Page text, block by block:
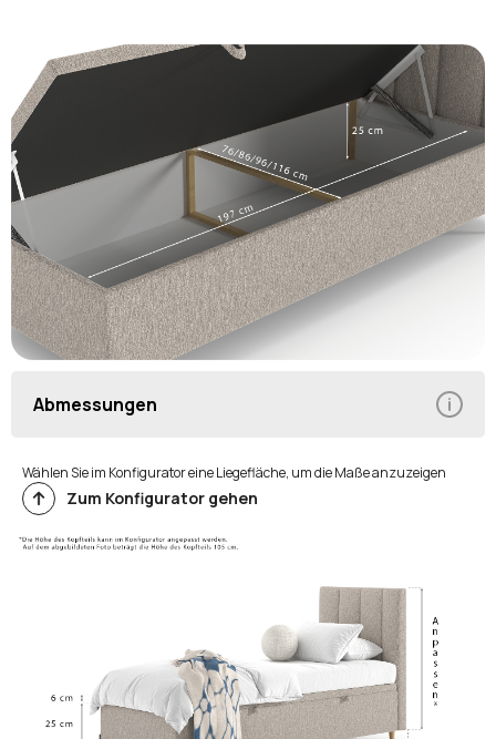
Abmessungen
Wählen Sie im Konfigurator eine Liegefläche, um die Maße anzuzeigen
Zum Konfigurator gehen